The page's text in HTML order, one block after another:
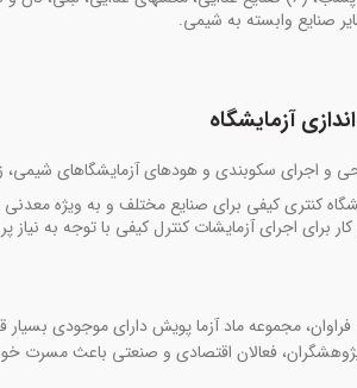
صنایع وابسته به شیمی.
آزمایشگاه­
و اجرای سکوبندی­ و هودهای آزمایشگاهای
کنتری کیفی برای صنایع مختلف و به ویژه معدنی
کار برای اجرای آزمایشات کنترل کیفی با توجه به
مجموعه ماد آزما پویش دارای موجودی بسیار
پژوهشگران، فعالان اقتصادی و صنعتی باعث مسرت